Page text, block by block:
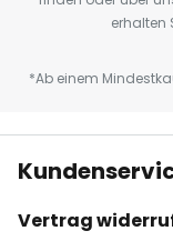
erhalten
*Ab einem
Vertrag